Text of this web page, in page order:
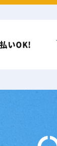
いOK!